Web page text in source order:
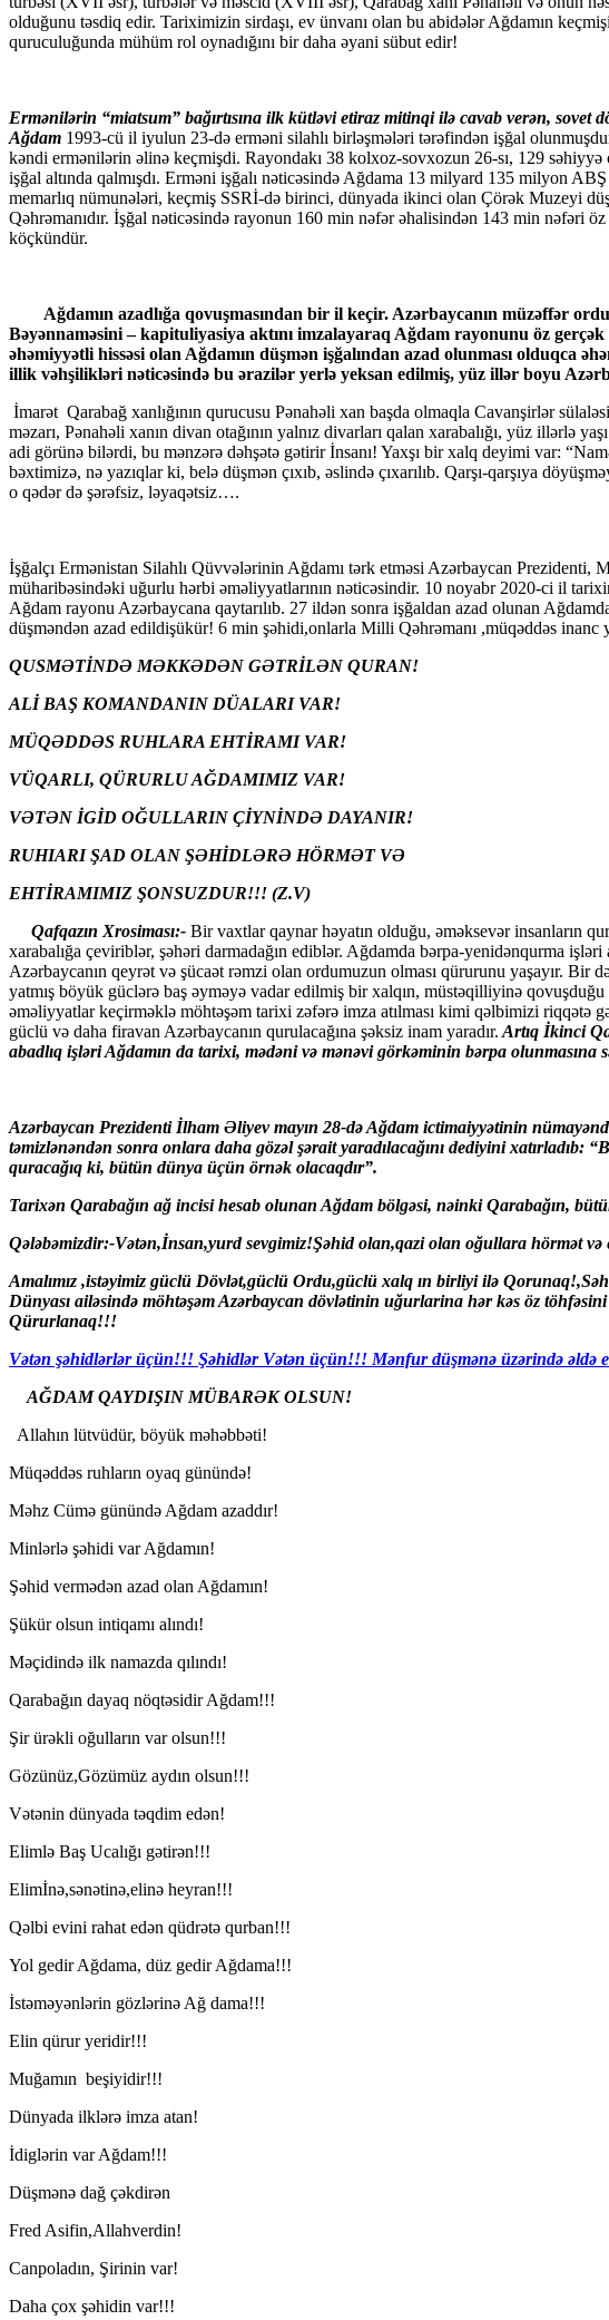
olduğunu təsdiq еdir. Tariximizin sirdaşı, еv ünvanı olan bu abidələr Ağdamın
quruculuğunda mühüm rol oynadığını bir daha əyani sübut edir!
Ermənilərin “miatsum” bağırtısına ilk kütləvi etiraz mitinqi ilə cavab verən,
Ağdam 1993-cü il iyulun 23-də erməni silahlı birləşmələri tərəfindən işğal
kəndi ermənilərin əlinə keçmişdi. Rayondakı 38 kolxoz-sovxozun 26-sı, 129
işğal altında qalmışdı. Erməni işğalı nəticəsində Ağdama 13 milyard 135 milyon
memarlıq nümunələri, keçmiş SSRİ-də birinci, dünyada ikinci olan Çörək Muzeyi
Qəhrəmanıdır. İşğal nəticəsində rayonun 160 min nəfər əhalisindən 143 min nəfəri
köçkündür.
Ağdamın azadlığa qovuşmasından bir il keçir. Azərbaycanın müzəffər
Bəyənnaməsini – kapituliyasiya aktını imzalayaraq Ağdam rayonunu öz
əhəmiyyətli hissəsi olan Ağdamın düşmən işğalından azad olunması olduqca
illik vəhşilikləri nəticəsində bu ərazilər yerlə yeksan edilmiş, yüz illər boyu
İmarət Qarabağ xanlığının qurucusu Pənahəli xan başda olmaqla Cavanşirlər
məzarı, Pənahəli xanın divan otağının yalnız divarları qalan xarabalığı, yüz
adi görünə bilərdi, bu mənzərə dəhşətə gətirir İnsanı! Yaxşı bir xalq deyimi var:
bəxtimizə, nə yazıqlar ki, belə düşmən çıxıb, əslində çıxarılıb. Qarşı-qarşıya
o qədər də şərəfsiz, ləyaqətsiz….
İşğalçı Ermənistan Silahlı Qüvvələrinin Ağdamı tərk etməsi Azərbaycan
müharibəsindəki uğurlu hərbi əməliyyatlarının nəticəsindir. 10 noyabr 2020-ci il
Ağdam rayonu Azərbaycana qaytarılıb. 27 ildən sonra işğaldan azad olunan
düşməndən azad edildişükür! 6 min şəhidi,onlarla Milli Qəhrəmanı ,müqəddəs
QUSMƏTİNDƏ MƏKKƏDƏN GƏTRİLƏN QURAN!
ALİ BAŞ KOMANDANIN DÜALARI VAR!
MÜQƏDDƏS RUHLARA EHTİRAMI VAR!
VÜQARLI, QÜRURLU AĞDAMIMIZ VAR!
VƏTƏN İGİD OĞULLARIN ÇİYNİNDƏ DAYANIR!
RUHIARI ŞAD OLAN ŞƏHİDLƏRƏ HÖRMƏT VƏ
EHTİRAMIMIZ ŞONSUZDUR!!! (Z.V)
Qafqazın Xrosiması:- Bir vaxtlar qaynar həyatın olduğu, əməksevər insanların
xarabalığa çeviriblər, şəhəri darmadağın ediblər. Ağdamda bərpa-yenidənqurma işləri
Azərbaycanın qeyrət və şücaət rəmzi olan ordumuzun olması qürurunu yaşayır.
yatmış böyük güclərə baş əyməyə vadar edilmiş bir xalqın, müstəqilliyinə
əməliyyatlar keçirməklə möhtəşəm tarixi zəfərə imza atılması kimi qəlbimizi
güclü və daha firavan Azərbaycanın qurulacağına şəksiz inam yaradır. Artıq İkinci
abadlıq işləri Ağdamın da tarixi, mədəni və mənəvi görkəminin bərpa olunmasına
Azərbaycan Prezidenti İlham Əliyev mayın 28-də Ağdam ictimaiyyətinin
təmizlənəndən sonra onlara daha gözəl şərait yaradılacağını dediyini
quracağıq ki, bütün dünya üçün örnək olacaqdır”.
Tarixən Qarabağın ağ incisi hesab olunan Ağdam bölgəsi, nəinki Qarabağın,
Qələbəmizdir:-Vətən,İnsan,yurd sevgimiz!Şəhid olan,qazi olan oğullara hörmət və
Amalımız ,istəyimiz güclü Dövlət,güclü Ordu,güclü xalq ın birliyi ilə
Dünyası ailəsində möhtəşəm Azərbaycan dövlətinin uğurlarina hər kəs öz
Qürurlanaq!!!
Vətən şəhidlərlər üçün!!! Şəhidlər Vətən üçün!!! Mənfur düşmənə üzərində əldə
AĞDAM QAYDIŞIN MÜBARƏK OLSUN!
Allahın lütvüdür, böyük məhəbbəti!
Müqəddəs ruhların oyaq günündə!
Məhz Cümə günündə Ağdam azaddır!
Minlərlə şəhidi var Ağdamın!
Şəhid vermədən azad olan Ağdamın!
Şükür olsun intiqamı alındı!
Məçidində ilk namazda qılındı!
Qarabağın dayaq nöqtəsidir Ağdam!!!
Şir ürəkli oğulların var olsun!!!
Gözünüz,Gözümüz aydın olsun!!!
Vətənin dünyada təqdim edən!
Elimlə Baş Ucalığı gətirən!!!
Elimİnə,sənətinə,elinə heyran!!!
Qəlbi evini rahat edən qüdrətə qurban!!!
Yol gedir Ağdama, düz gedir Ağdama!!!
İstəməyənlərin gözlərinə Ağ dama!!!
Elin qürur yeridir!!!
Muğamın beşiyidir!!!
Dünyada ilklərə imza atan!
İdiglərin var Ağdam!!!
Düşmənə dağ çəkdirən
Fred Asifin,Allahverdin!
Canpoladın, Şirinin var!
Daha çox şəhidin var!!!